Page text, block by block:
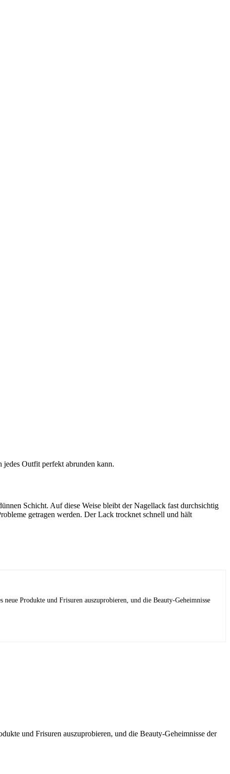
Outfit perfekt abrunden kann.
Schicht. Auf diese Weise bleibt der Nagellack fast durchsichtig
getragen werden. Der Lack trocknet schnell und hält
Produkte und Frisuren auszuprobieren, und die Beauty-Geheimnisse
und Frisuren auszuprobieren, und die Beauty-Geheimnisse der